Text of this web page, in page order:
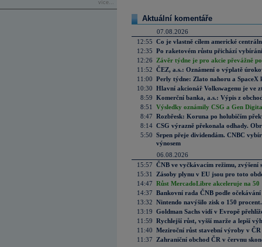
více...
Aktuální komentáře
07.08.2026
12:55 Co je vlastně cílem americké
12:35 Po raketovém růstu přichází
12:26
Závěr týdne je pro akcie převážně
11:52 ČEZ, a.s.: Oznámení o výplatě
11:00 Perly týdne: Zlato nahoru a SpaceX
10:30 Hlavní akcionář Volkswagenu je ve
8:59 Komerční banka, a.s.: Výpis z
8:51
Výsledky oznámily CSG a Gen
8:47 Rozbřesk: Koruna po holubičím
8:14 CSG výrazně překonala odhady.
5:50 Srpen přeje dividendám. CNBC
výnosem
06.08.2026
15:57 ČNB ve vyčkávacím režimu, zvýšení
15:31
Zásoby plynu v EU jsou pro toto
14:47 Růst MercadoLibre akceleruje na
14:37 Bankovní rada ČNB podle
13:32 Nintendo navýšilo zisk o 150
13:19 Goldman Sachs vidí v Evropě
11:59 Rychlejší růst, vyšší marže a lepší
11:40 Meziroční růst stavební výroby v
11:37
Zahraniční obchod ČR v červnu